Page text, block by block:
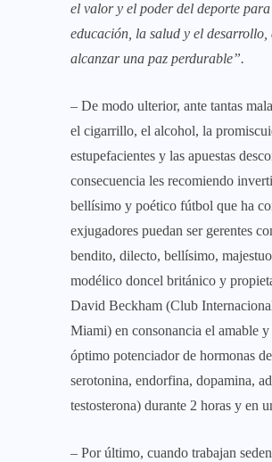
el valor y el poder del deporte
educación, la salud y el
alcanzar una paz perdurable”.
– De modo ulterior, ante tantas
el cigarrillo, el alcohol, la
estupefacientes y las apuestas
consecuencia les recomiendo
bellísimo y poético fútbol que ha
exjugadores puedan ser gerentes
bendito, dilecto, bellísimo,
modélico doncel británico y
David Beckham (Club
Miami) en consonancia el amable
óptimo potenciador de hormonas
serotonina, endorfina, dopamina,
testosterona) durante 2 horas y en
– Por último, cuando trabajan